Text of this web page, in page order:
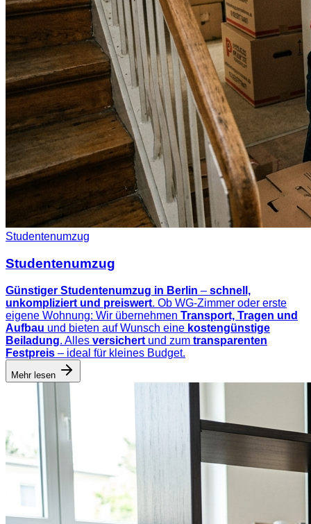
Studentenumzug
Studentenumzug
Günstiger Studentenumzug in Berlin – schnell,
unkompliziert und preiswert. Ob WG-Zimmer oder erste
eigene Wohnung: Wir übernehmen Transport, Tragen und
Aufbau und bieten auf Wunsch eine kostengünstige
Beiladung. Alles versichert und zum transparenten
Festpreis – ideal für kleines Budget.
Mehr lesen